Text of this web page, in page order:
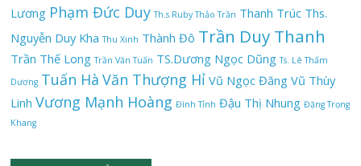
Lương Phạm Đức Duy Th.s Ruby Thảo Trần Thanh Trúc Ths.
Nguyễn Duy Kha Thu Xinh Thành Đô Trần Duy Thanh
Trần Thế Long Trần Văn Tuấn TS.Dương Ngọc Dũng Ts. Lê Thẩm
Dương Tuấn Hà Văn Thượng Hỉ Vũ Ngọc Đăng Vũ Thùy
Linh Vương Mạnh Hoàng Đình Tỉnh Đậu Thị Nhung Đặng Trọng
Khang